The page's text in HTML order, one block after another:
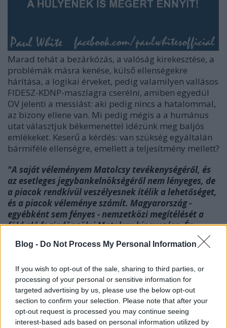
Blog - Do Not Process My Personal Information
If you wish to opt-out of the sale, sharing to third parties, or
processing of your personal or sensitive information for
targeted advertising by us, please use the below opt-out
section to confirm your selection. Please note that after your
opt-out request is processed you may continue seeing
interest-based ads based on personal information utilized by
Marad tehát a bezárkózás, a valóság kirekesztése, a
problémák másra kenése, külső ellenségekre
hárítása, a logikai érveket, pedig valamilyen vallásos
FIDESZ-KDNP-maszlagra cserélni, amiben egyedül
OV jelenti a messiást: aki pedig nincs a hatalommal,
az bizony ellene van. Mi pedig mégis a a humánus
utat választjuk békemenettel idézünk meg baljós
emlékeket. Keserű a kérdés: van szükség egyáltalán
bármiféle ellenségre, emellett a teljesítmény mellett?
"A saját véleményem Matolcsytevékenységéről, és
az esetleges jegybankelnökségéről nem lényeges, de
a piacok rendkívül veszélyesnek ítélik a lehetőséget,
és a piacok véleménye számít. Magyarország -
egyébként sem fényes - nemzetközi megítélését a
föld alá fogjadöngölniMatolcsy kinevezése. Én
maximálisan kiszolgáló jegybankot szeretne, de
Matolcsy jelölése nem vicc, akkor márciusban
tényleg a konnektorba fognak vizelni."Sorok Között
blog: Kockázati tényező